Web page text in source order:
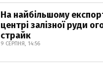
На найбільшому
центрі залізної руди
страйк
9 СЕРПНЯ, 14:56